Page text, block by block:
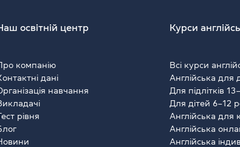
освітній центр
компанію
дані
навчання
рівня
Курси
Всі курси
Англійська для
Для підлітків
Для дітей 6–12
Англійська для
Англійська
Англійська